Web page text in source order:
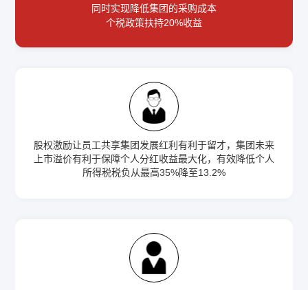
同时实现降低集团的采购成本
个税政策扶持20%收益
股权激励让员工共享集团发展红利有利于留才，集团未来
上市溢价有利于保障个人分红收益最大化，有效降低个人
所得税税负从最高35%降至13.2%